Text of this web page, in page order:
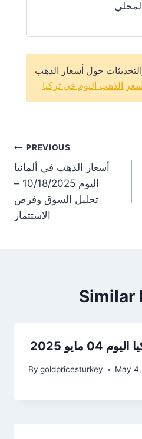
حول أسعار الذهب
سعر الذهب اليوم في تركيا
PREVIOUS
أسعار الذهب في ألمانيا
اليوم 10/18/2025 –
تحليل السوق وفرص
الاستثمار
Similar
مايو 2025
By goldpricesturkey May